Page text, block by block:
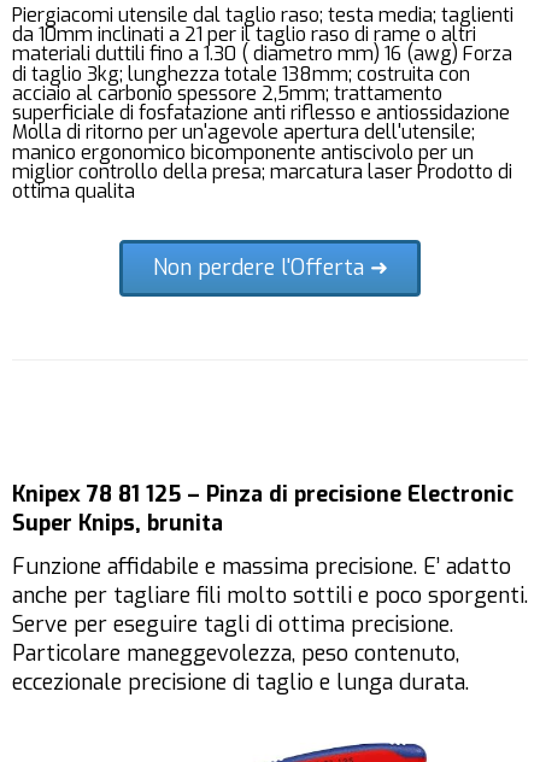
Piergiacomi utensile dal taglio raso; testa media; taglienti
da 10mm inclinati a 21 per il taglio raso di rame o altri
materiali duttili fino a 1.30 ( diametro mm) 16 (awg) Forza
di taglio 3kg; lunghezza totale 138mm; costruita con
acciaio al carbonio spessore 2,5mm; trattamento
superficiale di fosfatazione anti riflesso e antiossidazione
Molla di ritorno per un'agevole apertura dell'utensile;
manico ergonomico bicomponente antiscivolo per un
miglior controllo della presa; marcatura laser Prodotto di
ottima qualita
Non perdere l'Offerta ➜
Knipex 78 81 125 – Pinza di precisione Electronic
Super Knips, brunita
Funzione affidabile e massima precisione. E’ adatto
anche per tagliare fili molto sottili e poco sporgenti.
Serve per eseguire tagli di ottima precisione.
Particolare maneggevolezza, peso contenuto,
eccezionale precisione di taglio e lunga durata.